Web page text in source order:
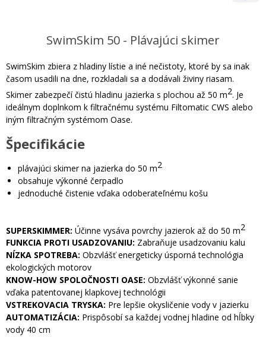
SwimSkim 50 - Plávajúci skimer
SwimSkim zbiera z hladiny lístie a iné nečistoty, ktoré by sa inak
časom usadili na dne, rozkladali sa a dodávali živiny riasam.
Skimer zabezpečí čistú hladinu jazierka s plochou až 50 m2. Je
ideálnym doplnkom k filtračnému systému Filtomatic CWS alebo
iným filtračným systémom Oase.
Špecifikácie
plávajúci skimer na jazierka do 50 m2
obsahuje výkonné čerpadlo
jednoduché čistenie vďaka odoberateľnému košu
SUPERSKIMMER: Účinne vysáva povrchy jazierok až do 50 m2
FUNKCIA PROTI USADZOVANIU: Zabraňuje usadzovaniu kalu
NÍZKA SPOTREBA: Obzvlášť energeticky úsporná technológia
ekologických motorov
KNOW-HOW SPOLOČNOSTI OASE: Obzvlášť výkonné sanie
vďaka patentovanej klapkovej technológii
VSTREKOVACIA TRYSKA: Pre lepšie okysličenie vody v jazierku
AUTOMATIZÁCIA: Prispôsobí sa každej vodnej hladine od hĺbky
vody 40 cm